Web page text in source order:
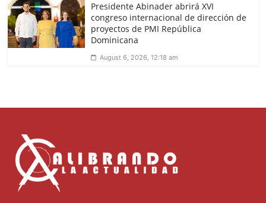
Presidente Abinader abrirá XVI
congreso internacional de dirección de
proyectos de PMI República
Dominicana
August 6, 2026, 12:18 am